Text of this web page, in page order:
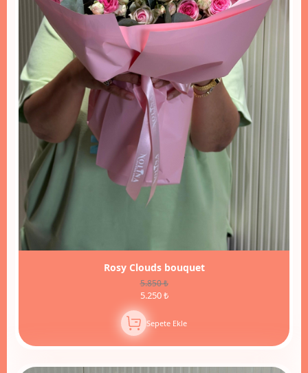
Rosy Clouds bouquet
5.850 ₺
5.250 ₺
Sepete Ekle